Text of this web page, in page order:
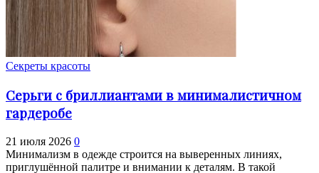
Секреты красоты
Серьги с бриллиантами в минималистичном
гардеробе
21 июля 2026 0
Минимализм в одежде строится на выверенных линиях,
приглушённой палитре и внимании к деталям. В такой